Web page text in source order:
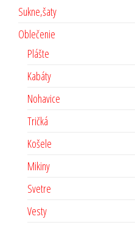
Sukne,šaty
Oblečenie
Plášte
Kabáty
Nohavice
Tričká
Košele
Mikiny
Svetre
Vesty